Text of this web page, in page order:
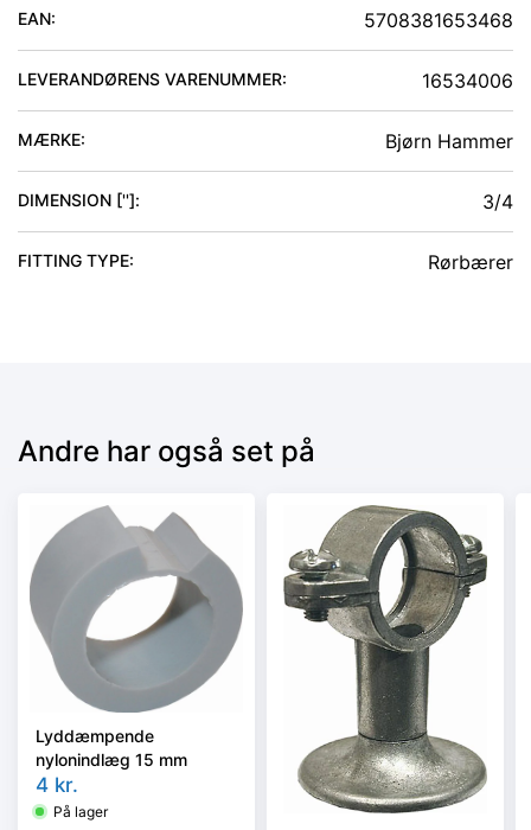
EAN: 5708381653468
LEVERANDØRENS VARENUMMER: 16534006
MÆRKE: Bjørn Hammer
DIMENSION ['']: 3/4
FITTING TYPE: Rørbærer
Andre har også set på
Lyddæmpende
nylonindlæg 15 mm
4 kr.
På lager